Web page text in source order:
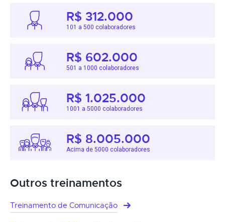
R$ 312.000
101 a 500 colaboradores
R$ 602.000
501 a 1000 colaboradores
R$ 1.025.000
1001 a 5000 colaboradores
R$ 8.005.000
Acima de 5000 colaboradores
Outros treinamentos
Treinamento de Comunicação